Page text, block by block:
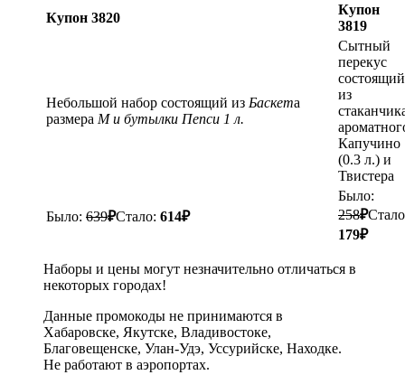
Купон 3820
Купон
3819
Небольшой набор состоящий из Баскета
размера М и бутылки Пепси 1 л.
Сытный
перекус
состоящий
из
Капучино
(0.3 л.) и
Твистера
Было: 639₽Стало: 614₽
Было:
258₽
179₽
Наборы и цены могут незначительно отличаться в
некоторых городах!
Данные промокоды не принимаются в
Хабаровске, Якутске, Владивостоке,
Благовещенске, Улан-Удэ, Уссурийске, Находке.
Не работают в аэропортах.